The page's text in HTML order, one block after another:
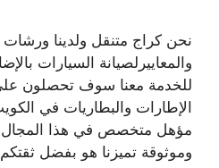
نحن كراج متنقل ولدينا
والمعاييرلصيانة السيارات
للخدمة معنا سوف تحصلون
الإطارات والبطاريات في
مؤهل متخصص في هذا المجال
وموثوقة تميزنا هو بفضل ثقتكم